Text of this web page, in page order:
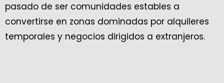
pasado de ser comunidades estables a
convertirse en zonas dominadas por alquileres
temporales y negocios dirigidos a extranjeros.